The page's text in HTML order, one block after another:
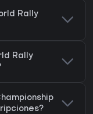
Rally
Rally